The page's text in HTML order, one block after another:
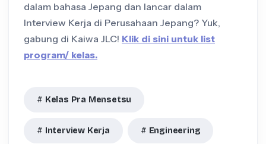
dalam bahasa Jepang dan lancar dalam
Interview Kerja di Perusahaan Jepang? Yuk,
gabung di Kaiwa JLC! Klik di sini untuk list
program/ kelas.
Kelas Pra Mensetsu
Interview Kerja Engineering